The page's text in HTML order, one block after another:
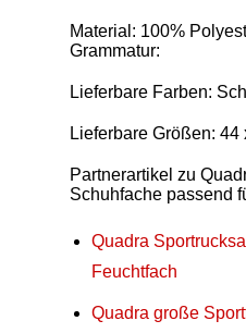
Material: 100%
Grammatur:
Lieferbare Farben:
Lieferbare Größen: 44
Partnerartikel zu
Schuhfache passend
Quadra
Feuchtfach
Quadra große